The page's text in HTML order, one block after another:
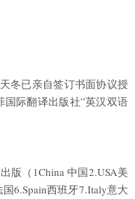
冬已亲自签订书面协议授
国际翻译出版社”英汉双语
版（1China 中国2.USA美
6.Spain西班牙7.Italy意大